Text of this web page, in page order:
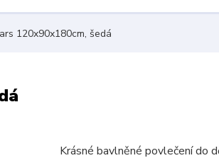
120x90x180cm, šedá
Krásné bavlněné povlečení do